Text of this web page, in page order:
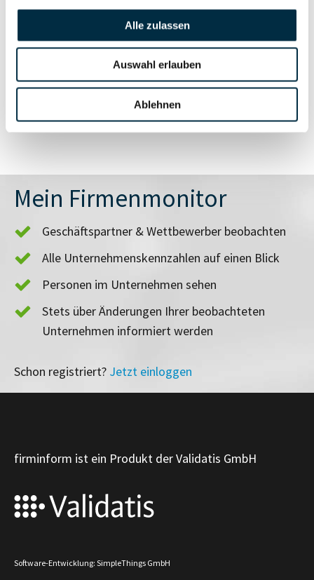
Alle zulassen
Auswahl erlauben
Ablehnen
anfragen
Länderrisiken
Vollständiges
Unternehmensprofil
anfragen
Mein Firmenmonitor
Geschäftspartner & Wettbewerber beobachten
Alle Unternehmenskennzahlen auf einen Blick
Personen im Unternehmen sehen
Stets über Änderungen Ihrer beobachteten
Unternehmen informiert werden
Schon registriert? Jetzt einloggen
firminform ist ein Produkt der Validatis GmbH
Software-Entwicklung: SimpleThings GmbH